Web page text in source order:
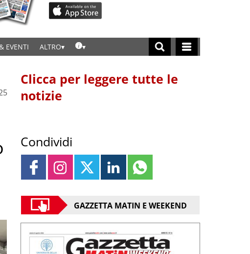
EVENTI ALTRO
Clicca per leggere tutte le
notizie
Condividi
GAZZETTA MATIN E WEEKEND